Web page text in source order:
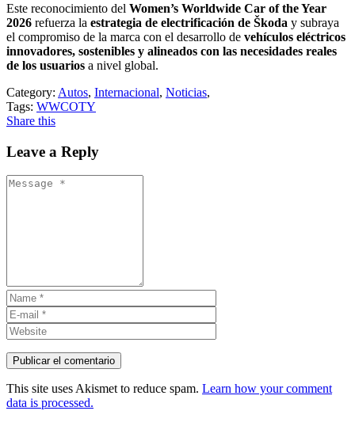
Este reconocimiento del Women’s Worldwide Car of the Year
2026 refuerza la estrategia de electrificación de Škoda y subraya
el compromiso de la marca con el desarrollo de vehículos eléctricos
innovadores, sostenibles y alineados con las necesidades reales
de los usuarios a nivel global.
Category: Autos, Internacional, Noticias,
Tags: WWCOTY
Share this
Leave a Reply
This site uses Akismet to reduce spam. Learn how your comment
data is processed.